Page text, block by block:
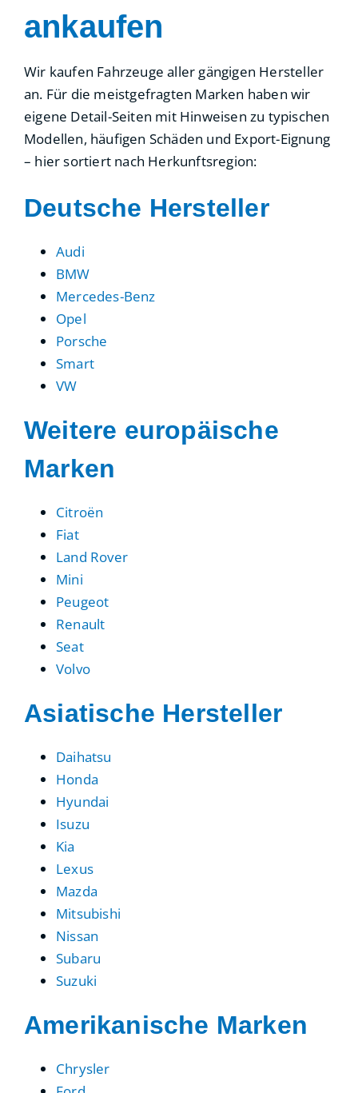
ankaufen
Wir kaufen Fahrzeuge aller gängigen Hersteller
an. Für die meistgefragten Marken haben wir
eigene Detail-Seiten mit Hinweisen zu typischen
Modellen, häufigen Schäden und Export-Eignung
– hier sortiert nach Herkunftsregion:
Deutsche Hersteller
Audi
BMW
Mercedes-Benz
Opel
Porsche
Smart
VW
Weitere europäische
Marken
Citroën
Fiat
Land Rover
Mini
Peugeot
Renault
Seat
Volvo
Asiatische Hersteller
Daihatsu
Honda
Hyundai
Isuzu
Kia
Lexus
Mazda
Mitsubishi
Nissan
Subaru
Suzuki
Amerikanische Marken
Chrysler